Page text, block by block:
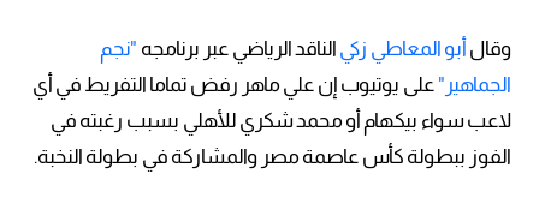
وقالأبو المعاطي زكي الناقد الرياضي عبر برنامجه "نجم
الجماهير" على يوتيوب إن علي ماهر رفض تماما التفريط في أي
لاعب سواء بيكهام أو محمد شكري للأهلي بسبب رغبته في
الفوز ببطولة كأس عاصمة مصر والمشاركة في بطولة النخبة.